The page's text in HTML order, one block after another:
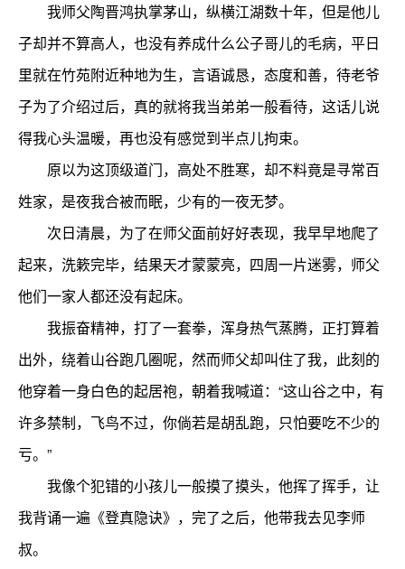
我师父陶晋鸿执掌茅山，纵横江湖数十年，但是他儿
子却并不算高人，也没有养成什么公子哥儿的毛病，平日
里就在竹苑附近种地为生，言语诚恳，态度和善，待老爷
子为了介绍过后，真的就将我当弟弟一般看待，这话儿说
得我心头温暖，再也没有感觉到半点儿拘束。
原以为这顶级道门，高处不胜寒，却不料竟是寻常百
姓家，是夜我合被而眠，少有的一夜无梦。
次日清晨，为了在师父面前好好表现，我早早地爬了
起来，洗簌完毕，结果天才蒙蒙亮，四周一片迷雾，师父
他们一家人都还没有起床。
我振奋精神，打了一套拳，浑身热气蒸腾，正打算着
出外，绕着山谷跑几圈呢，然而师父却叫住了我，此刻的
他穿着一身白色的起居袍，朝着我喊道：“这山谷之中，有
许多禁制，飞鸟不过，你倘若是胡乱跑，只怕要吃不少的
亏。”
我像个犯错的小孩儿一般摸了摸头，他挥了挥手，让
我背诵一遍《登真隐诀》，完了之后，他带我去见李师
叔。